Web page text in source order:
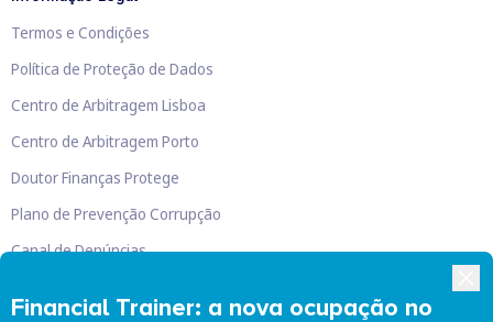
Financial Trainer: a nova ocupação no
Termos e Condições
Política de Proteção de Dados
Centro de Arbitragem Lisboa
Centro de Arbitragem Porto
Doutor Finanças Protege
Plano de Prevenção Corrupção
Canal de Denúncias